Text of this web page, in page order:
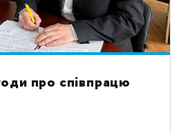
про співпрацю